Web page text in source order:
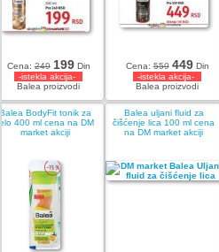
Cena:249 199Din
-istekla akcija-
Balea proizvodi
Cena:559 449Din
-istekla akcija-
Balea proizvodi
BodyFit tonik za
400 ml cena na DM
market akciji
Balea uljani fluid za
čišćenje lica 100 ml cena
na DM market akciji